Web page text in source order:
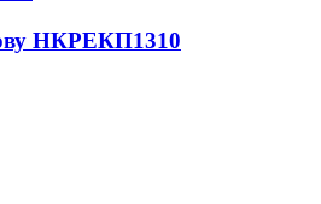
НКРЕКП1310